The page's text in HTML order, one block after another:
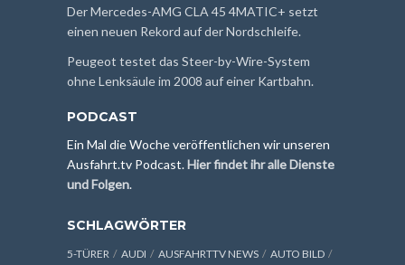
Der Mercedes-AMG CLA 45 4MATIC+ setzt
einen neuen Rekord auf der Nordschleife.
Peugeot testet das Steer-by-Wire-System
ohne Lenksäule im 2008 auf einer Kartbahn.
PODCAST
Ein Mal die Woche veröffentlichen wir unseren
Ausfahrt.tv Podcast.Hier findet ihr alle Dienste
und Folgen.
SCHLAGWÖRTER
5-TÜRER AUDI AUSFAHRTTV NEWS
AUTO BILD